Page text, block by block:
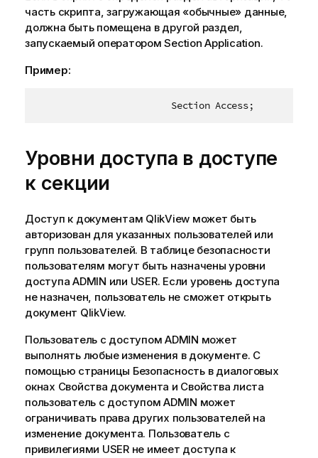
часть скрипта, загружающая «обычные» данные,
должна быть помещена в другой раздел,
запускаемый операторомSection Application.
Пример:
Уровни доступа в доступе
к секции
Доступ к документам QlikView может быть
авторизован для указанных пользователей или
групп пользователей. В таблице безопасности
пользователям могут быть назначены уровни
доступа ADMIN или USER. Если уровень доступа
не назначен, пользователь не сможет открыть
документ QlikView.
Пользователь с доступом ADMIN может
выполнять любые изменения в документе. С
помощью страницы Безопасность в диалоговых
окнах Свойства документа и Свойства листа
пользователь с доступом ADMIN может
ограничивать права других пользователей на
изменение документа. Пользователь с
привилегиями USER не имеет доступа к